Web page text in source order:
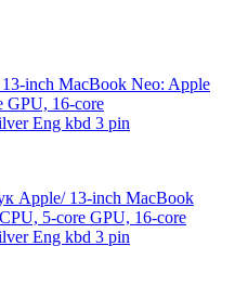
Apple/ 13-inch MacBook
5-core GPU, 16-core
Eng kbd 3 pin